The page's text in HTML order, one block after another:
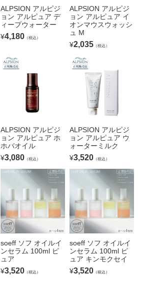
ALPSION アルピジ
ョン アルピュア デ
ィープウォーター
¥4,180 （税込）
ALPSION アルピジ
ョン アルピュア イ
オンマウスウォッシ
ュ M
¥2,035（税込）
ALPSION アルピジ
ョン アルピュア ホ
ホバオイル
¥3,080 （税込）
ALPSION アルピジ
ョン アルピュア ウ
ォーターミルク
¥3,520（税込）
soeff ソフ オイルイ
ンセラム 100ml ピ
ュア
¥3,520 （税込）
soeff ソフ オイルイ
ンセラム 100ml ピ
ュア キンモクセイ
¥3,520（税込）